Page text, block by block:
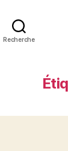
Recherche